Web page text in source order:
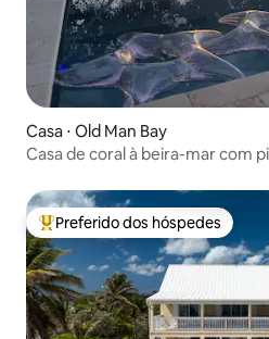
Casa ⋅ Old Man Bay
Casa de coral à beira-mar com
Entre os melhores preferidos
Preferido dos hóspedes